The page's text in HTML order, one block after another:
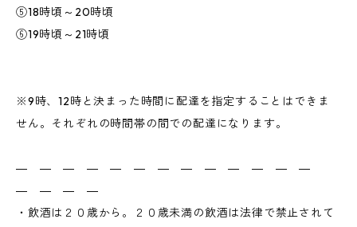
⑤18時頃～20時頃
⑥19時頃～21時頃
※9時、12時と決まった時間に配達を指定することはできま
せん。それぞれの時間帯の間での配達になります。
― ― ― ― ― ― ― ― ― ― ― ― ―
― ― ― ―
・飲酒は２０歳から。２０歳未満の飲酒は法律で禁止されて